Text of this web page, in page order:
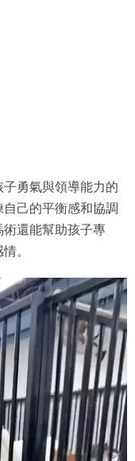
勇氣與領導能力的
己的平衡感和協調
還能幫助孩子專
。